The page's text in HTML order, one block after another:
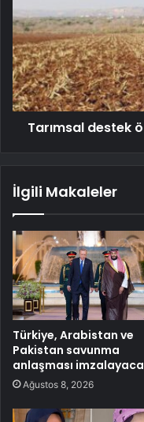
Tarımsal destek
İlgili Makaleler
Türkiye, Arabistan ve
Pakistan savunma
anlaşması
Ağustos 8, 2026